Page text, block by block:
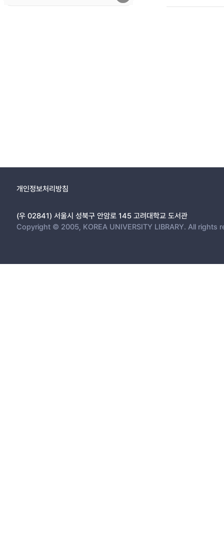
개인정보처리방침
(우 02841) 서울시 성북구 안암로 145 고려대학교 도서관
Copyright © 2005, KOREA UNIVERSITY LIBRARY. All rights